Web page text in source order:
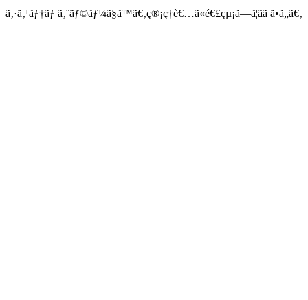
ã‚·ã‚¹ãƒ†ãƒ ã‚¨ãƒ©ãƒ¼ã§ã™ã€‚ç®¡ç†è€…ã«é€£çµ¡ã—ã¦ãã ã•ã„ã€‚